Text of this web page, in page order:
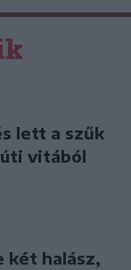
lett a szűk
vitából
halász,